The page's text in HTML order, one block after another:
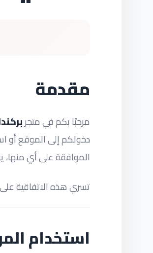
مقدمة
مرحبًا بكم في متجر
دخولكم إلى الموقع أو
الموافقة على أي
تسري هذه الاتفاقية
استخدام